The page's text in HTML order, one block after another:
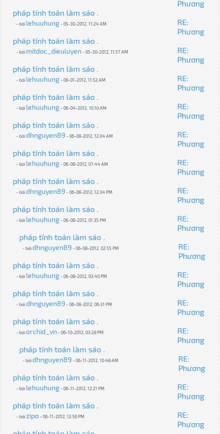
Phương
pháp tính toán làm sáo .
- bởi lehuuhung- 05-30-2012, 11:24 AM
RE:
Phương
pháp tính toán làm sáo .
- bởi mitdoc_dieuluyen - 05-30-2012, 11:57 AM
RE:
Phương
pháp tính toán làm sáo .
- bởi lehuuhung- 06-01-2012, 11:52 AM
RE:
Phương
pháp tính toán làm sáo .
- bởi lehuuhung- 06-04-2012, 10:10 AM
RE:
Phương
pháp tính toán làm sáo .
- bởidhnguyen89 - 06-08-2012, 12:04 AM
RE:
Phương
pháp tính toán làm sáo .
- bởi lehuuhung- 06-08-2012, 07:44 AM
RE:
Phương
pháp tính toán làm sáo .
- bởidhnguyen89 - 06-08-2012, 12:34 PM
RE:
Phương
pháp tính toán làm sáo .
- bởi lehuuhung- 06-08-2012, 01:35 PM
RE:
Phương
pháp tính toán làm sáo .
- bởidhnguyen89 - 06-08-2012, 02:55 PM
RE:
Phương
pháp tính toán làm sáo .
- bởi lehuuhung- 06-08-2012, 03:40 PM
RE:
Phương
pháp tính toán làm sáo .
- bởidhnguyen89 - 06-08-2012, 06:31 PM
RE:
Phương
pháp tính toán làm sáo .
- bởiorchid_vn - 06-10-2012, 03:28 PM
RE:
Phương
pháp tính toán làm sáo .
- bởidhnguyen89 - 06-11-2012, 10:48 AM
RE:
Phương
pháp tính toán làm sáo .
- bởi lehuuhung- 06-11-2012, 12:21 PM
RE:
Phương
pháp tính toán làm sáo .
- bởizipo- 06-11-2012, 12:56 PM
RE:
Phương